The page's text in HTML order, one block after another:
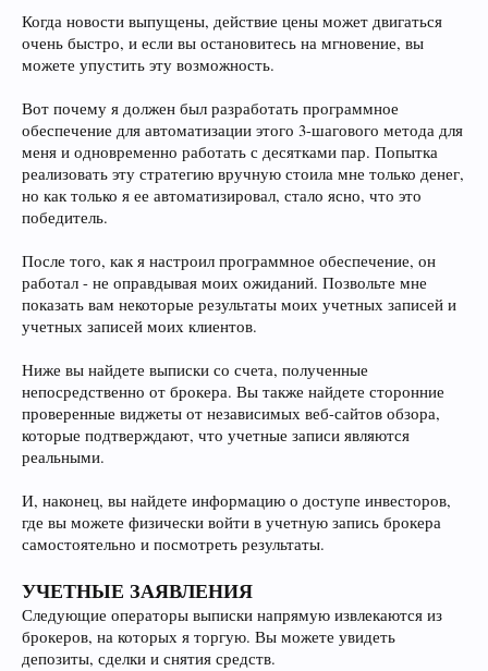
Когда новости выпущены, действие цены может двигаться
очень быстро, и если вы остановитесь на мгновение, вы
можете упустить эту возможность.
Вот почему я должен был разработать программное
обеспечение для автоматизации этого 3-шагового метода для
меня и одновременно работать с десятками пар. Попытка
реализовать эту стратегию вручную стоила мне только денег,
но как только я ее автоматизировал, стало ясно, что это
победитель.
После того, как я настроил программное обеспечение, он
работал - не оправдывая моих ожиданий. Позвольте мне
показать вам некоторые результаты моих учетных записей и
учетных записей моих клиентов.
Ниже вы найдете выписки со счета, полученные
непосредственно от брокера. Вы также найдете сторонние
проверенные виджеты от независимых веб-сайтов обзора,
которые подтверждают, что учетные записи являются
реальными.
И, наконец, вы найдете информацию о доступе инвесторов,
где вы можете физически войти в учетную запись брокера
самостоятельно и посмотреть результаты.
УЧЕТНЫЕ ЗАЯВЛЕНИЯ
Следующие операторы выписки напрямую извлекаются из
брокеров, на которых я торгую. Вы можете увидеть
депозиты, сделки и снятия средств.